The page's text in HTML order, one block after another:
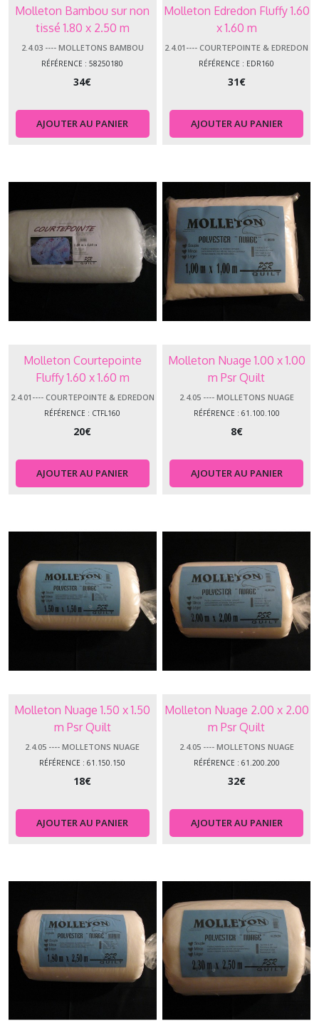
Molleton Bambou sur non
tissé 1.80 x 2.50 m
2.4.03 ---- MOLLETONS BAMBOU
RÉFÉRENCE : 58250180
34€
AJOUTER AU PANIER
Molleton Edredon Fluffy 1.60
x 1.60 m
2.4.01---- COURTEPOINTE & EDREDON
RÉFÉRENCE : EDR160
31€
AJOUTER AU PANIER
Molleton Courtepointe
Fluffy 1.60 x 1.60 m
2.4.01---- COURTEPOINTE & EDREDON
RÉFÉRENCE : CTFL160
20€
AJOUTER AU PANIER
Molleton Nuage 1.00 x 1.00
m Psr Quilt
2.4.05 ---- MOLLETONS NUAGE
RÉFÉRENCE : 61.100.100
8€
AJOUTER AU PANIER
Molleton Nuage 1.50 x 1.50
m Psr Quilt
2.4.05 ---- MOLLETONS NUAGE
RÉFÉRENCE : 61.150.150
18€
AJOUTER AU PANIER
Molleton Nuage 2.00 x 2.00
m Psr Quilt
2.4.05 ---- MOLLETONS NUAGE
RÉFÉRENCE : 61.200.200
32€
AJOUTER AU PANIER